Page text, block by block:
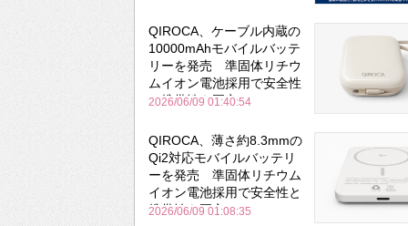
QIROCA、ケーブル内蔵の
10000mAhモバイルバッテ
リーを発売 準固体リチウ
ムイオン電池採用で安全性
と携帯性を両立
2026/06/09 01:40:54
QIROCA、薄さ約8.3mmの
Qi2対応モバイルバッテリ
ーを発売 準固体リチウム
イオン電池採用で安全性と
携帯性を両立
2026/06/09 01:08:35